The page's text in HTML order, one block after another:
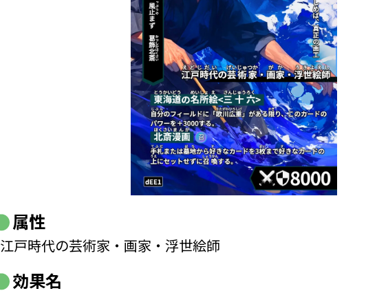
属性
江戸時代の芸術家・画家・浮世絵師
効果名